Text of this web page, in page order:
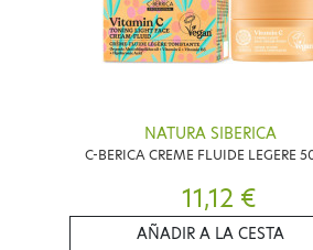
NATURA SIBERICA
C-BERICA CREME FLUIDE LEGERE
11,12 €
AÑADIR A LA CESTA